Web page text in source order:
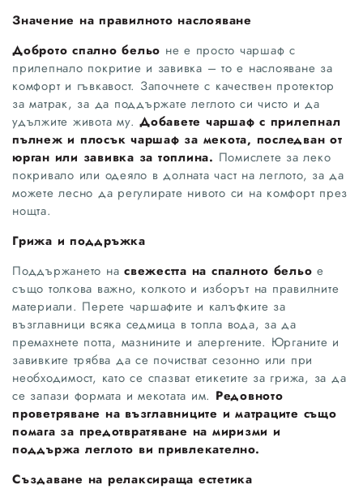
Значение на правилното наслояване
Доброто спално бельо не е просто чаршаф с
прилепнало покритие и завивка – то е наслояване за
комфорт и гъвкавост. Започнете с качествен протектор
за матрак, за да поддържате леглото си чисто и да
удължите живота му. Добавете чаршаф с прилепнал
пълнеж и плосък чаршаф за мекота, последван от
юрган или завивка за топлина. Помислете за леко
покривало или одеяло в долната част на леглото, за да
можете лесно да регулирате нивото си на комфорт през
нощта.
Грижа и поддръжка
Поддържането на свежестта на спалното бельо е
също толкова важно, колкото и изборът на правилните
материали. Перете чаршафите и калъфките за
възглавници всяка седмица в топла вода, за да
премахнете потта, мазнините и алергените. Юрганите и
завивките трябва да се почистват сезонно или при
необходимост, като се спазват етикетите за грижа, за да
се запази формата и мекотата им. Редовното
проветряване на възглавниците и матраците също
помага за предотвратяване на миризми и
поддържа леглото ви привлекателно.
Създаване на релаксираща естетика